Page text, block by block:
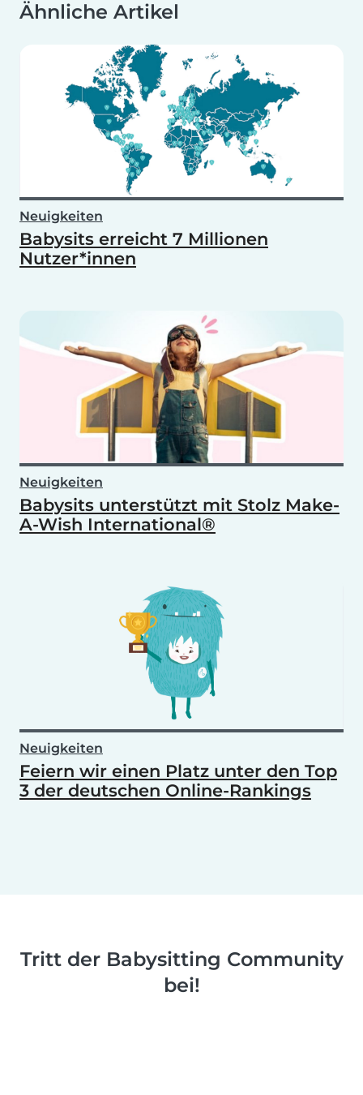
Ähnliche Artikel
Neuigkeiten
Babysits erreicht 7 Millionen
Nutzer*innen
Neuigkeiten
Babysits unterstützt mit Stolz Make-
A-Wish International®
Neuigkeiten
Feiern wir einen Platz unter den Top
3 der deutschen Online-Rankings
Tritt der Babysitting Community
bei!